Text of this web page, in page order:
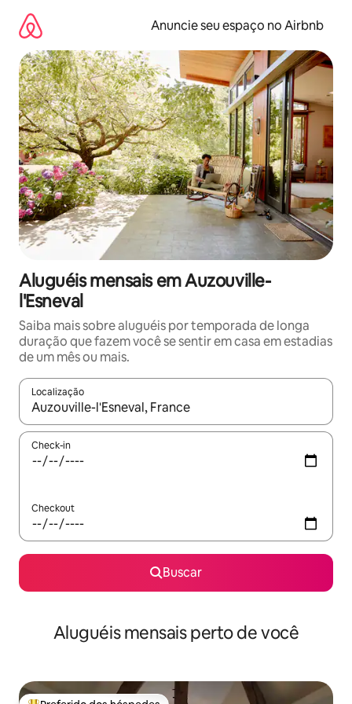
para
conteúdo
Anuncie seu espaço no Airbnb
Aluguéis mensais em Auzouville-
l'Esneval
Saiba mais sobre aluguéis por temporada de longa
duração que fazem você se sentir em casa em estadias
de um mês ou mais.
Localização
Quando os resultados estiverem disponíveis, explore-os
Check-in
Checkout
Buscar
Aluguéis mensais perto de você